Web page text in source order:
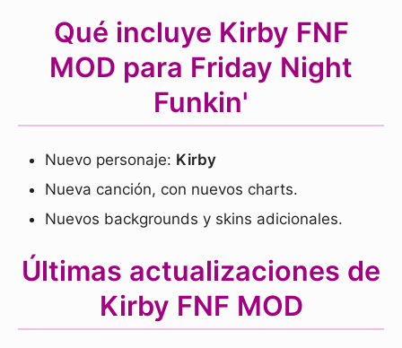
Qué incluye Kirby FNF
MOD para Friday Night
Funkin'
Nuevo personaje: Kirby
Nueva canción, con nuevos charts.
Nuevos backgrounds y skins adicionales.
Últimas actualizaciones de
Kirby FNF MOD